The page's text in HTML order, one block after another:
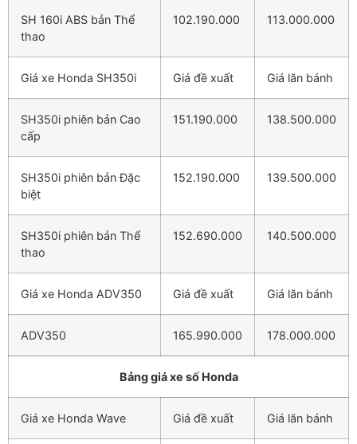
SH 160i ABS bản Thể
thao
102.190.000 113.000.000
Giá xe Honda SH350i Giá đề xuất Giá lăn bánh
SH350i phiên bản Cao
cấp
151.190.000 138.500.000
SH350i phiên bản Đặc
biệt
152.190.000 139.500.000
SH350i phiên bản Thể
thao
152.690.000 140.500.000
Giá xe Honda ADV350 Giá đề xuất Giá lăn bánh
ADV350 165.990.000 178.000.000
Bảng giá xe số Honda
Giá xe Honda Wave Giá đề xuất Giá lăn bánh